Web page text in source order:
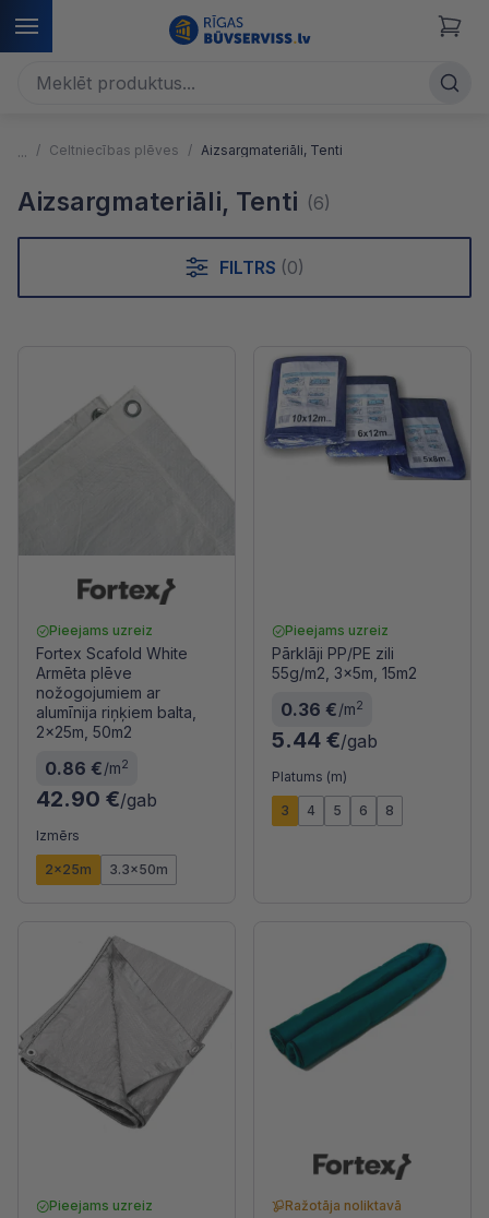
Celtniecības plēves Aizsargmateriāli, Tenti
Aizsargmateriāli, Tenti (6)
FILTRS (0)
Pieejams uzreiz
Fortex Scafold White
Armēta plēve
nožogojumiem ar
alumīnija riņķiem balta,
2x25m, 50m2
0.86 €/m2
42.90 €/gab
Izmērs
2x25m 3.3x50m
Pieejams uzreiz
Pārklāji PP/PE zili
55g/m2, 3x5m, 15m2
0.36 €/m2
5.44 €/gab
Platums (m)
3 4 5 6 8
Pieejams uzreiz Ražotāja noliktavā